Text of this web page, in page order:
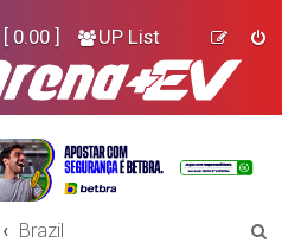
[ 0.00 ] UP List
Brazil